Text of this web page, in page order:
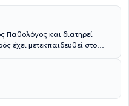
Παθολόγος και διατηρεί
έχει μετεκπαιδευθεί στο
Στο ιατρείο της προσφέρει
τις ανάγκες εκάστοτε